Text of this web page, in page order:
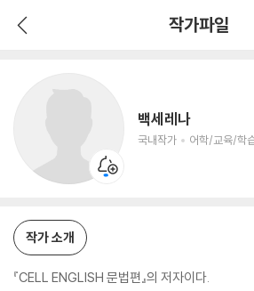
작가파일
백세레나
국내작가 어학/교육/학
어학/교육/학습 저자
작가 소개
『CELL ENGLISH 문법편』의 저자이다.